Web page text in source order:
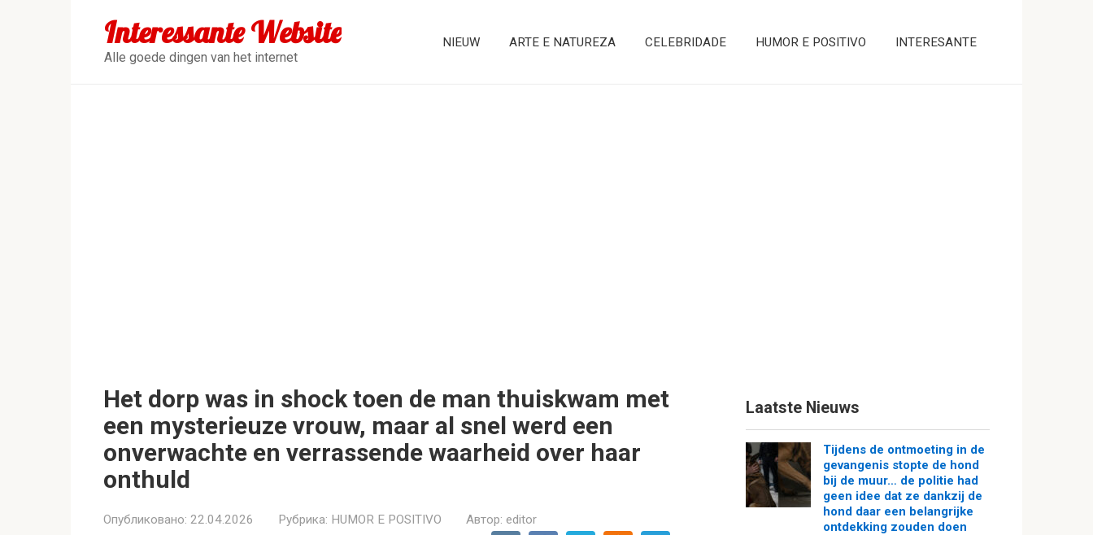
Interessante Website
Alle goede dingen van het internet
NIEUW ARTE E NATUREZA CELEBRIDADE HUMOR E POSITIVO INTERESANTE
Het dorp was in shock toen de man thuiskwam met
een mysterieuze vrouw, maar al snel werd een
onverwachte en verrassende waarheid over haar
onthuld
Опубликовано: 22.04.2026 Рубрика: HUMOR E POSITIVO Автор: editor
Laatste Nieuws
Tijdens de ontmoeting in de
gevangenis stopte de hond
bij de muur… de politie had
geen idee dat ze dankzij de
hond daar een belangrijke
ontdekking zouden doen